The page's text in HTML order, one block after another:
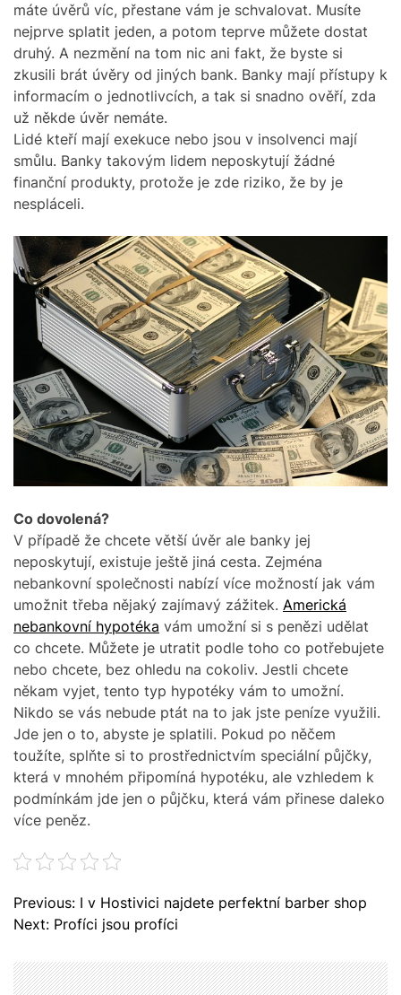
máte úvěrů víc, přestane vám je schvalovat. Musíte
nejprve splatit jeden, a potom teprve můžete dostat
druhý. A nezmění na tom nic ani fakt, že byste si
zkusili brát úvěry od jiných bank. Banky mají přístupy k
informacím o jednotlivcích, a tak si snadno ověří, zda
už někde úvěr nemáte.
Lidé kteří mají exekuce nebo jsou v insolvenci mají
smůlu. Banky takovým lidem neposkytují žádné
finanční produkty, protože je zde riziko, že by je
nespláceli.
Co dovolená?
V případě že chcete větší úvěr ale banky jej
neposkytují, existuje ještě jiná cesta. Zejména
nebankovní společnosti nabízí více možností jak vám
umožnit třeba nějaký zajímavý zážitek. Americká
nebankovní hypotéka vám umožní si s penězi udělat
co chcete. Můžete je utratit podle toho co potřebujete
nebo chcete, bez ohledu na cokoliv. Jestli chcete
někam vyjet, tento typ hypotéky vám to umožní.
Nikdo se vás nebude ptát na to jak jste peníze využili.
Jde jen o to, abyste je splatili. Pokud po něčem
toužíte, splňte si to prostřednictvím speciální půjčky,
která v mnohém připomíná hypotéku, ale vzhledem k
podmínkám jde jen o půjčku, která vám přinese daleko
více peněz.
N
a
i
g
Previous: I v Hostivici najdete perfektní barber shop
Next: Profíci jsou profíci